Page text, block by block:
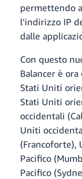
permettendo
l'indirizzo IP
dalle
Con questo
Balancer è
Stati Uniti
Stati Uniti
occidentali
Uniti
(Francoforte),
Pacifico
Pacifico